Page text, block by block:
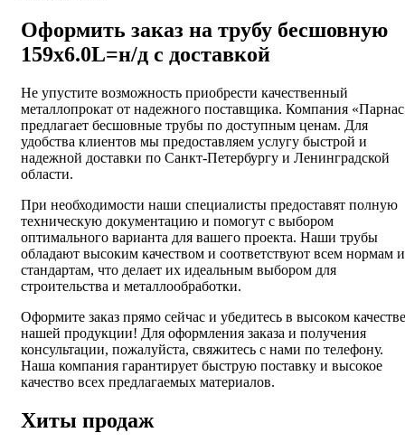
Оформить заказ на трубу бесшовную
159х6.0L=н/д с доставкой
Не упустите возможность приобрести качественный
металлопрокат от надежного поставщика. Компания
предлагает бесшовные трубы по доступным ценам. Для
удобства клиентов мы предоставляем услугу быстрой и
надежной доставки по Санкт-Петербургу и Ленинградской
области.
При необходимости наши специалисты предоставят полную
техническую документацию и помогут с выбором
оптимального варианта для вашего проекта. Наши трубы
обладают высоким качеством и соответствуют всем нормам и
стандартам, что делает их идеальным выбором для
строительства и металлообработки.
Оформите заказ прямо сейчас и убедитесь в высоком качестве
нашей продукции! Для оформления заказа и получения
консультации, пожалуйста, свяжитесь с нами по телефону.
Наша компания гарантирует быструю поставку и высокое
качество всех предлагаемых материалов.
Хиты продаж